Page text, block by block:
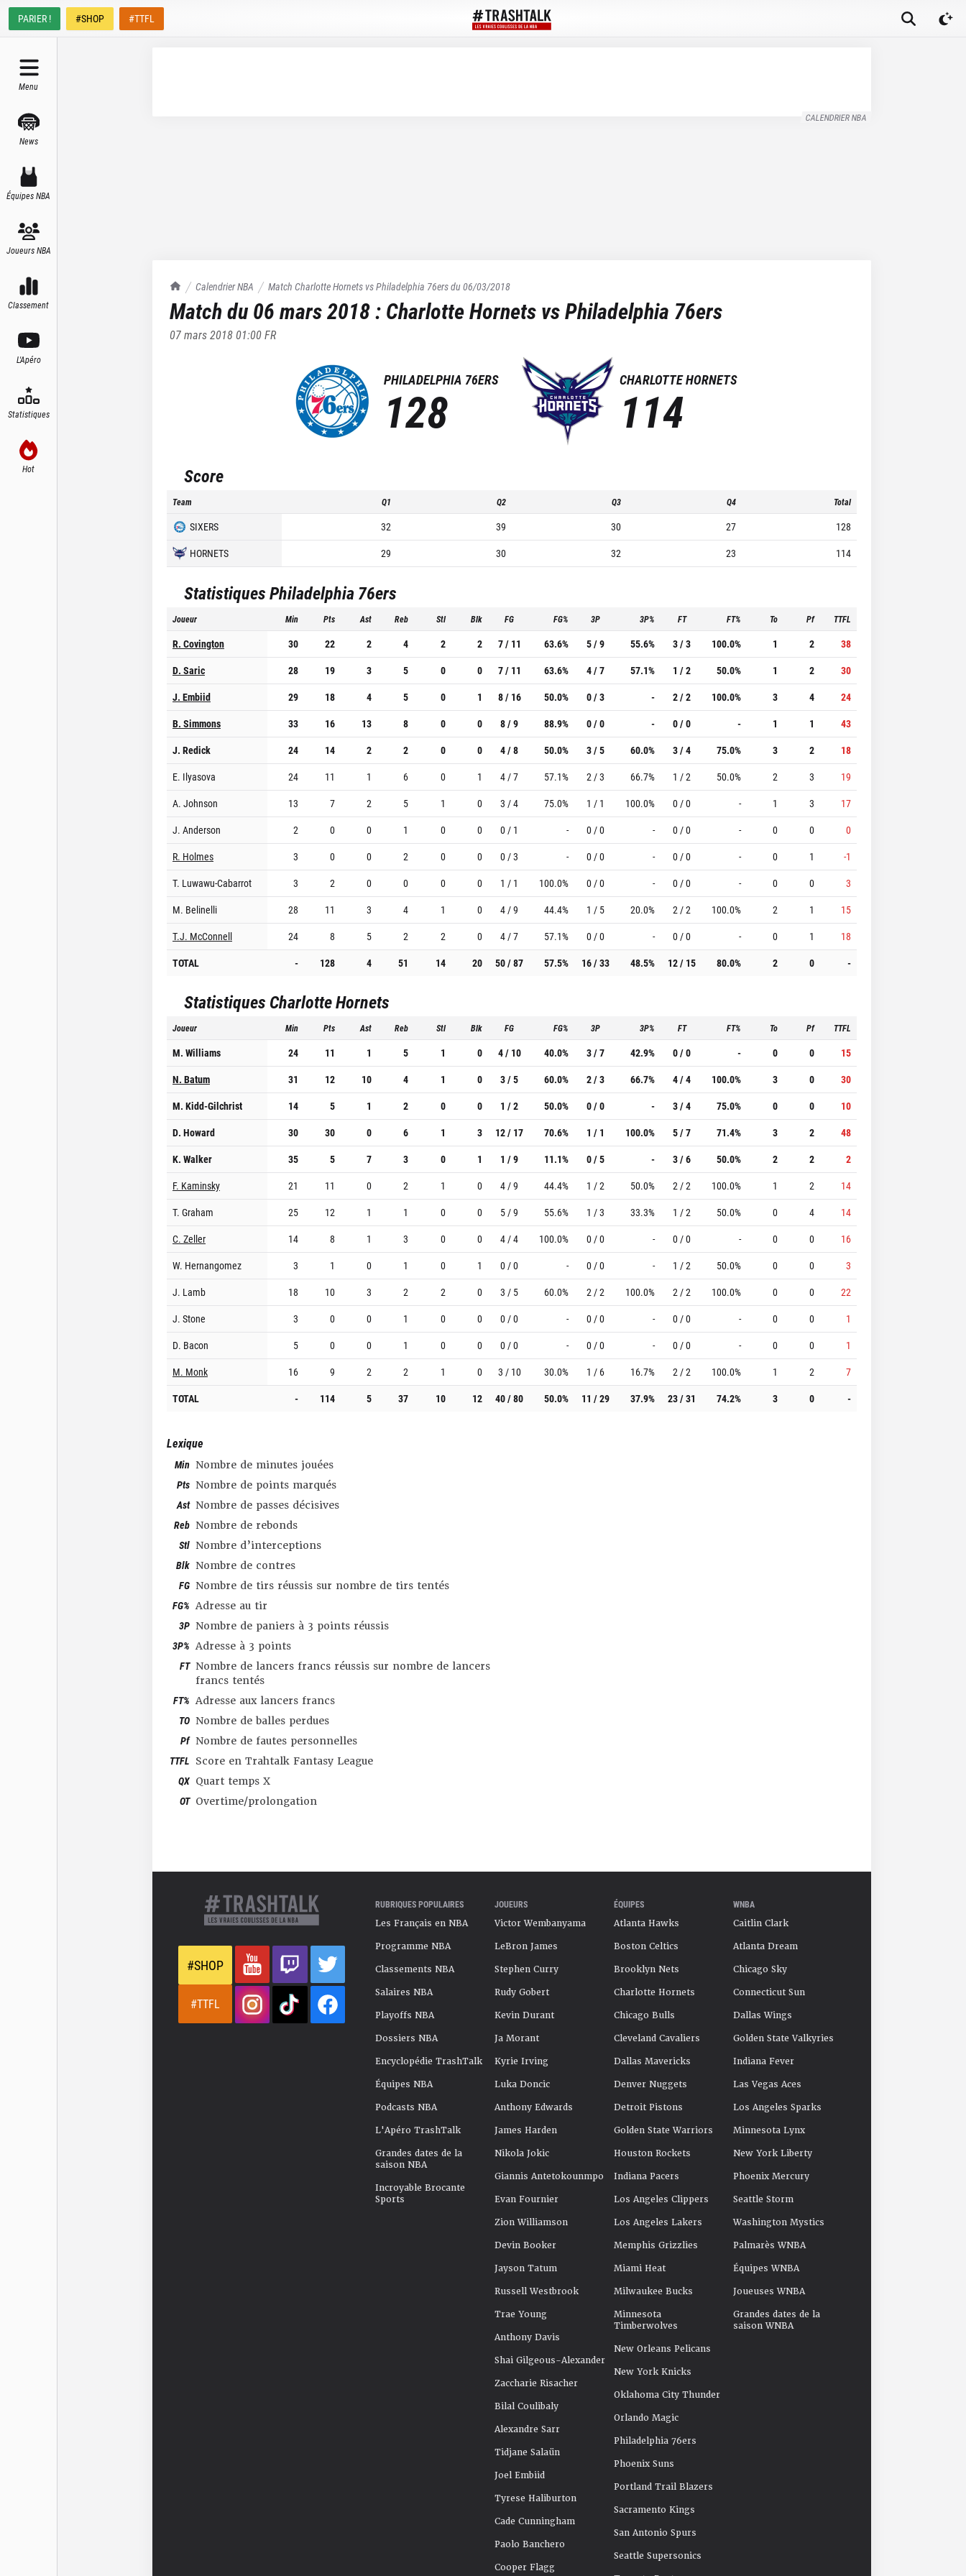
PARIER ! #SHOP #TTFL
Menu
News
Équipes NBA
Joueurs NBA
Classement
L'Apéro
Statistiques
Hot
CALENDRIER NBA
TrashTalk Actu NBA
Calendrier NBA Match Charlotte Hornets vsPhiladelphia 76ersdu06/03/2018
Match du 06 mars 2018: Charlotte Hornets vsPhiladelphia 76ers
07 mars 2018 01:00FR
PHILADELPHIA 76ERS
128
CHARLOTTE HORNETS
114
Score
Team Q1 Q2 Q3 Q4 Total
SIXERS 32 39 30 27
128
HORNETS
29 30 32 23 114
StatistiquesPhiladelphia 76ers
Joueur Min Pts Ast Reb Stl Blk FG FG% 3P 3P% FT FT% To Pf TTFL
R. Covington 30 22 2 4 2 2 7 / 11 63.6% 5 / 9 55.6% 3 / 3 100.0% 1 2
38
D. Saric
28 19 3 5 0 0 7 / 11 63.6% 4 / 7 57.1% 1 / 2 50.0% 1 2
30
J. Embiid
29 18 4 5 0 1 8 / 16 50.0% 0 / 3 - 2 / 2 100.0% 3 4
24
B. Simmons
33 16 13 8 0 0 8 / 9 88.9% 0 / 0 - 0 / 0 - 1 1
43
J. Redick
24 14 2 2 0 0 4 / 8 50.0% 3 / 5 60.0% 3 / 4 75.0% 3 2
18
E. Ilyasova
24 11 1 6 0 1 4 / 7 57.1% 2 / 3 66.7% 1 / 2 50.0% 2 3
19
A. Johnson
13 7 2 5 1 0 3 / 4 75.0% 1 / 1 100.0% 0 / 0 - 1 3
17
J. Anderson
2 0 0 1 0 0 0 / 1 - 0 / 0 - 0 / 0 - 0 0
0
R. Holmes
3 0 0 2 0 0 0 / 3 - 0 / 0 - 0 / 0 - 0 1
-1
T. Luwawu-Cabarrot
3 2 0 0 0 0 1 / 1 100.0% 0 / 0 - 0 / 0 - 0 0
3
M. Belinelli
28 11 3 4 1 0 4 / 9 44.4% 1 / 5 20.0% 2 / 2 100.0% 2 1
15
T.J. McConnell
24 8 5 2 2 0 4 / 7 57.1% 0 / 0 - 0 / 0 - 0 1
18
TOTAL
- 128 4 51 14 20 50 / 87 57.5% 16 / 33 48.5% 12 / 15 80.0% 2 0 -
Statistiques Charlotte Hornets
Joueur Min Pts Ast Reb Stl Blk FG FG% 3P 3P% FT FT% To Pf TTFL
M. Williams 24 11 1 5 1 0 4 / 10 40.0% 3 / 7 42.9% 0 / 0 - 0 0
15
N. Batum
31 12 10 4 1 0 3 / 5 60.0% 2 / 3 66.7% 4 / 4 100.0% 3 0
30
M. Kidd-Gilchrist
14 5 1 2 0 0 1 / 2 50.0% 0 / 0 - 3 / 4 75.0% 0 0
10
D. Howard
30 30 0 6 1 3 12 / 17 70.6% 1 / 1 100.0% 5 / 7 71.4% 3 2
48
K. Walker
35 5 7 3 0 1 1 / 9 11.1% 0 / 5 - 3 / 6 50.0% 2 2
2
F. Kaminsky
21 11 0 2 1 0 4 / 9 44.4% 1 / 2 50.0% 2 / 2 100.0% 1 2
14
T. Graham
25 12 1 1 0 0 5 / 9 55.6% 1 / 3 33.3% 1 / 2 50.0% 0 4
14
C. Zeller
14 8 1 3 0 0 4 / 4 100.0% 0 / 0 - 0 / 0 - 0 0
16
W. Hernangomez
3 1 0 1 0 1 0 / 0 - 0 / 0 - 1 / 2 50.0% 0 0
3
J. Lamb
18 10 3 2 2 0 3 / 5 60.0% 2 / 2 100.0% 2 / 2 100.0% 0 0
22
J. Stone
3 0 0 1 0 0 0 / 0 - 0 / 0 - 0 / 0 - 0 0
1
D. Bacon
5 0 0 1 0 0 0 / 0 - 0 / 0 - 0 / 0 - 0 0
1
M. Monk
16 9 2 2 1 0 3 / 10 30.0% 1 / 6 16.7% 2 / 2 100.0% 1 2
7
TOTAL
- 114 5 37 10 12 40 / 80 50.0% 11 / 29 37.9% 23 / 31 74.2% 3 0 -
Lexique
Min Nombre de minutes jouées
Pts Nombre de points marqués
Ast Nombre de passes décisives
Reb Nombre de rebonds
Stl Nombre d’interceptions
Blk Nombre de contres
FG Nombre de tirs réussis sur nombre de tirs tentés
FG% Adresse au tir
3P Nombre de paniers à 3 points réussis
3P% Adresse à 3 points
FT Nombre de lancers francs réussis sur nombre de lancers
francs tentés
FT% Adresse aux lancers francs
TO Nombre de balles perdues
Pf Nombre de fautes personnelles
TTFL Score en Trahtalk Fantasy League
QX Quart temps X
OT Overtime/prolongation
#SHOP
#TTFL
RUBRIQUES POPULAIRES
Les Français en NBA
Programme NBA
Classements NBA
Salaires NBA
Playoffs NBA
Dossiers NBA
Encyclopédie TrashTalk
Équipes NBA
Podcasts NBA
L'Apéro TrashTalk
Grandes dates de la
saison NBA
Incroyable Brocante
Sports
JOUEURS
Victor Wembanyama
LeBron James
Stephen Curry
Rudy Gobert
Kevin Durant
Ja Morant
Kyrie Irving
Luka Doncic
Anthony Edwards
James Harden
Nikola Jokic
Giannis Antetokounmpo
Evan Fournier
Zion Williamson
Devin Booker
Jayson Tatum
Russell Westbrook
Trae Young
Anthony Davis
Shai Gilgeous-Alexander
Zaccharie Risacher
Bilal Coulibaly
Alexandre Sarr
Tidjane Salaün
Joel Embiid
Tyrese Haliburton
Cade Cunningham
Paolo Banchero
Cooper Flagg
ÉQUIPES
Atlanta Hawks
Boston Celtics
Brooklyn Nets
Charlotte Hornets
Chicago Bulls
Cleveland Cavaliers
Dallas Mavericks
Denver Nuggets
Detroit Pistons
Golden State Warriors
Houston Rockets
Indiana Pacers
Los Angeles Clippers
Los Angeles Lakers
Memphis Grizzlies
Miami Heat
Milwaukee Bucks
Minnesota
Timberwolves
New Orleans Pelicans
New York Knicks
Oklahoma City Thunder
Orlando Magic
Philadelphia 76ers
Phoenix Suns
Portland Trail Blazers
Sacramento Kings
San Antonio Spurs
Seattle Supersonics
WNBA
Caitlin Clark
Atlanta Dream
Chicago Sky
Connecticut Sun
Dallas Wings
Golden State Valkyries
Indiana Fever
Las Vegas Aces
Los Angeles Sparks
Minnesota Lynx
New York Liberty
Phoenix Mercury
Seattle Storm
Washington Mystics
Palmarès WNBA
Équipes WNBA
Joueuses WNBA
Grandes dates de la
saison WNBA